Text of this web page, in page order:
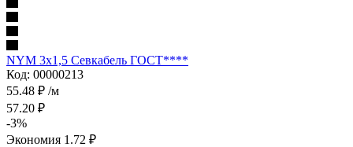
NYM 3х1,5 Севкабель ГОСТ****
Код: 00000213
55.48 ₽ /м
57.20 ₽
-3%
Экономия 1.72 ₽